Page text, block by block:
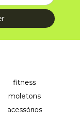
fitness
moletons
acessórios